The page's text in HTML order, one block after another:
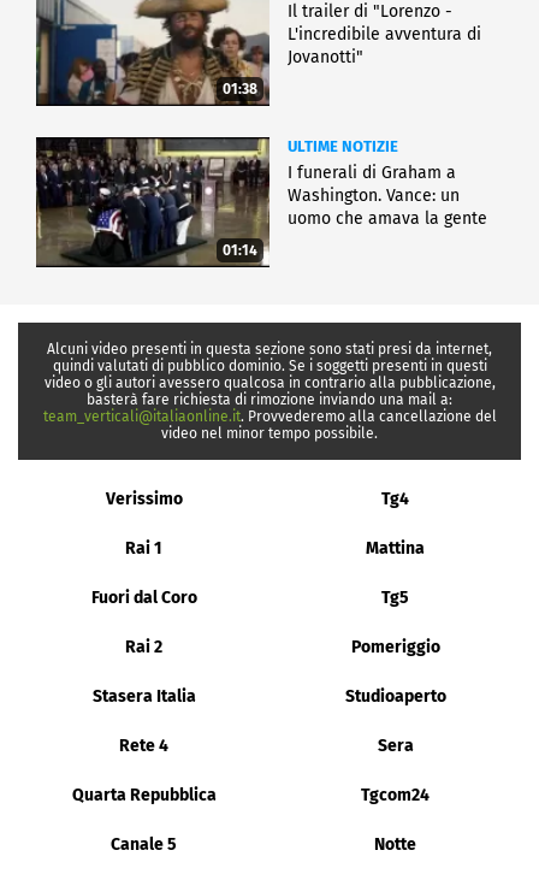
01:38
Il trailer di "Lorenzo -
L'incredibile avventura di
Jovanotti"
01:14
ULTIME NOTIZIE
I funerali di Graham a
Washington. Vance: un
uomo che amava la gente
Alcuni video presenti in questa sezione sono stati presi da internet,
quindi valutati di pubblico dominio. Se i soggetti presenti in questi
video o gli autori avessero qualcosa in contrario alla pubblicazione,
basterà fare richiesta di rimozione inviando una mail a:
team_verticali@italiaonline.it. Provvederemo alla cancellazione del
video nel minor tempo possibile.
Verissimo Tg4
Rai 1 Mattina
Fuori dal Coro Tg5
Rai 2 Pomeriggio
Stasera Italia Studioaperto
Rete 4 Sera
Quarta Repubblica Tgcom24
Canale 5 Notte